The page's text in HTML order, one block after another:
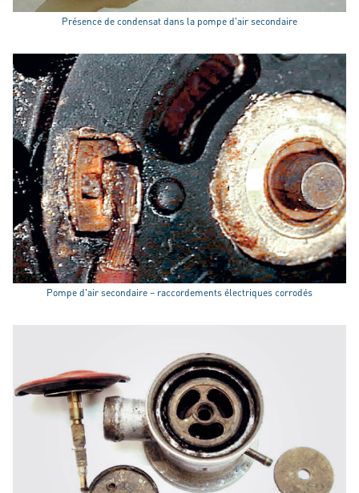
Présence de condensat dans la pompe d'air secondaire
Pompe d'air secondaire – raccordements électriques corrodés